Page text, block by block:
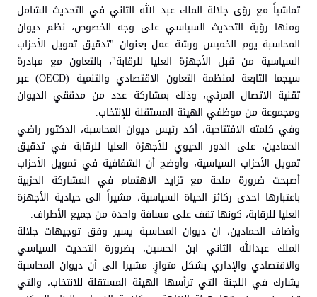
تماشياً مع رؤى جلالة الملك عبد الله الثاني في التحديث الشامل
ومنها رؤية التحديث السياسي على وجه الخصوص، نظم ديوان
المحاسبة يوم الخميس ورشة عمل بعنوان "تدقيق تمويل الأحزاب
السياسية من قبل الأجهزة العليا للرقابة"، بالتعاون مع مبادرة
سيجما التابعة لمنظمة التعاون الاقتصادي والتنمية (OECD) عبر
تقنية الاتصال المرئي، وذلك بمشاركة عدد من مدققي الديوان
ومجموعة من موظفي الهيئة المستقلة للإنتخاب.
وفي كلمته الافتتاحية، أكد رئيس ديوان المحاسبة، الدكتور راضي
الحمادين، على الدور الحيوي للأجهزة العليا للرقابة في تدقيق
تمويل الأحزاب السياسية، وأوضح أن الشفافية في تمويل الأحزاب
أصبحت ضرورة ملحة مع تزايد الاهتمام في المشاركة الحزبية
باعتبارها احدى ركائز الحياة السياسية، مشيراً الى حيادية الأجهزة
العليا للرقابة، كونها تقف على مسافة واحدة من جميع الأطراف.
وأضاف الحمادين، ان ديوان المحاسبة يسير وفق توجيهات جلالة
الملك عبدالله الثاني ابن الحسين، بضرورة التحديث السياسي
والاقتصادي والإداري بشكل متوازٍ. مشيرا الى أن ديوان المحاسبة
يشارك في اللجنة التي ترأسها الهيئة المستقلة للانتخاب، والتي